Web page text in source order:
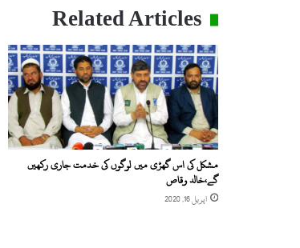
Related Articles
مشکل کی اس گھڑی میں لوگوں کی خدمت جاری رکھیں
گے،خالد وقاص
اپریل 16, 2020